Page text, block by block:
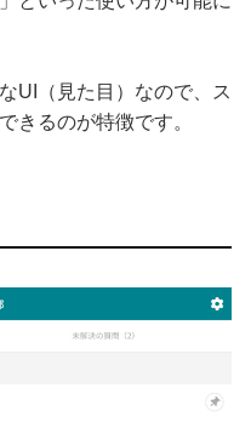
UI（見た目）なので、ス
きるのが特徴です。